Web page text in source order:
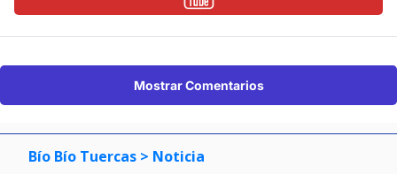
Mostrar Comentarios
Bío Bío Tuercas > Noticia